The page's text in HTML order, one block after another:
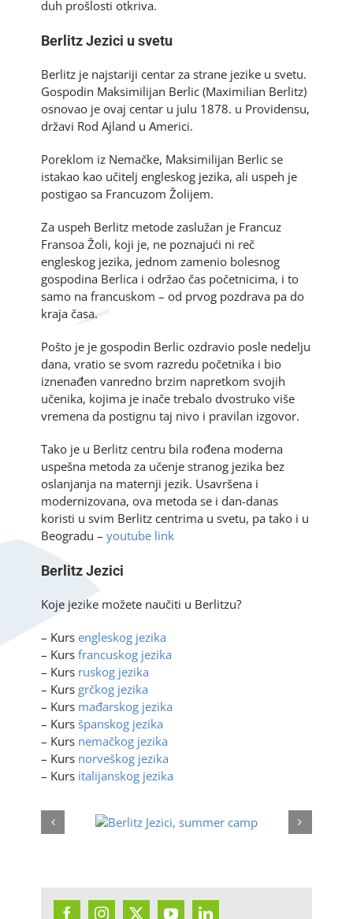
duh prošlosti otkriva.
Berlitz Jezici u svetu
Berlitz je najstariji centar za strane jezike u svetu.
Gospodin Maksimilijan Berlic (Maximilian Berlitz)
osnovao je ovaj centar u julu 1878. u Providensu,
državi Rod Ajland u Americi.
Poreklom iz Nemačke, Maksimilijan Berlic se
istakao kao učitelj engleskog jezika, ali uspeh je
postigao sa Francuzom Žolijem.
Za uspeh Berlitz metode zaslužan je Francuz
Fransoa Žoli, koji je, ne poznajući ni reč
engleskog jezika, jednom zamenio bolesnog
gospodina Berlica i održao čas početnicima, i to
samo na francuskom – od prvog pozdrava pa do
kraja časa.
Pošto je je gospodin Berlic ozdravio posle nedelju
dana, vratio se svom razredu početnika i bio
iznenađen vanredno brzim napretkom svojih
učenika, kojima je inače trebalo dvostruko više
vremena da postignu taj nivo i pravilan izgovor.
Tako je u Berlitz centru bila rođena moderna
uspešna metoda za učenje stranog jezika bez
oslanjanja na maternji jezik. Usavršena i
modernizovana, ova metoda se i dan-danas
koristi u svim Berlitz centrima u svetu, pa tako i u
Beogradu –youtube link
Berlitz Jezici
Koje jezike možete naučiti u Berlitzu?
– Kursengleskog jezika
– Kursfrancuskog jezika
– Kurs ruskog jezika
– Kurs grčkog jezika
– Kurs mađarskog jezika
– Kursšpanskog jezika
– Kurs nemačkog jezika
– Kurs norveškog jezika
– Kurs italijanskog jezika